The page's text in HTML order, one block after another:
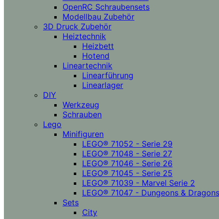
OpenRC Schraubensets
Modellbau Zubehör
3D Druck Zubehör
Heiztechnik
Heizbett
Hotend
Lineartechnik
Linearführung
Linearlager
DIY
Werkzeug
Schrauben
Lego
Minifiguren
LEGO® 71052 - Serie 29
LEGO® 71048 - Serie 27
LEGO® 71046 - Serie 26
LEGO® 71045 - Serie 25
LEGO® 71039 - Marvel Serie 2
LEGO® 71047 - Dungeons & Dragons
Sets
City